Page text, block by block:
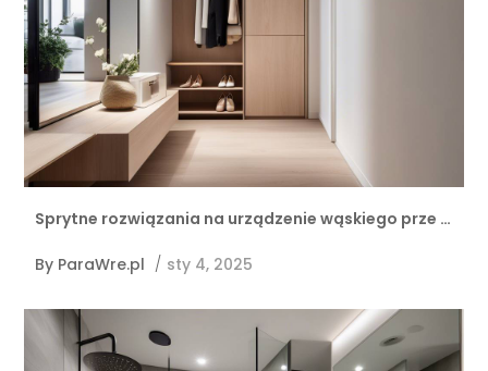
Sprytne rozwiązania na urządzenie wąskiego prze …
By ParaWre.pl / sty 4, 2025